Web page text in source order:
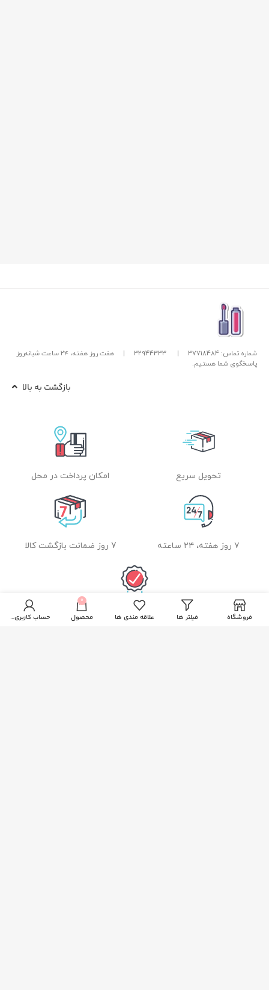
شماره تماس: 37718484 |
32944333
|
هفت روز هفته، ۲۴ ساعت شبانه‌روز
پاسخگوی شما هستیم.
بازگشت به بالا
تحویل سریع امکان پرداخت در محل
۷ روز هفته، ۲۴ ساعته 7 روز ضمانت بازگشت کالا
ضمانت اصل بودن کالا فروشگاه فیلتر ها علاقه مندی ها
0
محصول حساب کاربری من